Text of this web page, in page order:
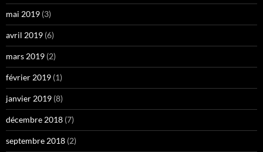
mai 2019 (3)
avril 2019 (6)
mars 2019 (2)
février 2019 (1)
janvier 2019 (8)
décembre 2018 (7)
septembre 2018 (2)